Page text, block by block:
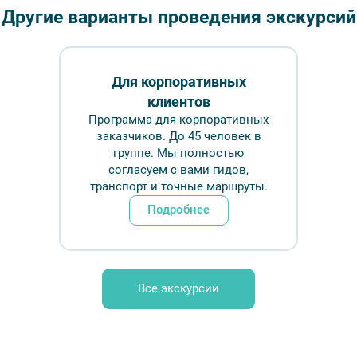
туристам (с посещением Ратной
/ Алина Сбитнева
Другие варианты проведения экскурсий
Для корпоративных
клиентов
Программа для корпоративных
заказчиков. До 45 человек в
группе. Мы полностью
согласуем с вами гидов,
транспорт и точные маршруты.
Подробнее
Все экскурсии